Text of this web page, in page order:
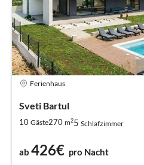
Ferienhaus
Sveti Bartul
10 Gäste270 m25 Schlafzimmer
ab 426€ pro Nacht